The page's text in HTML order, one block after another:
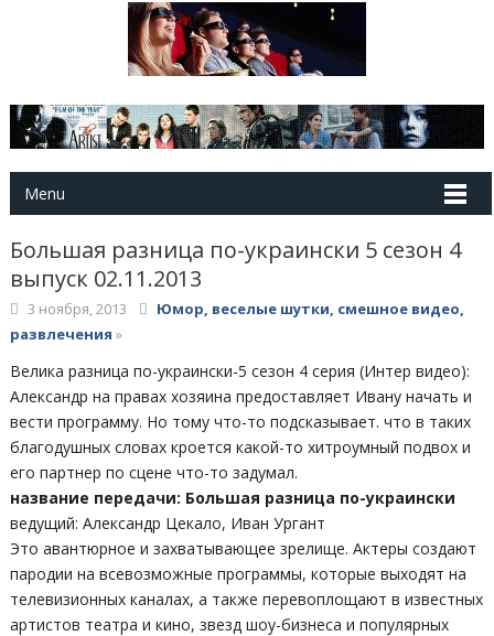
Menu
Большая разница по-украински 5 сезон 4
выпуск 02.11.2013
3 ноября, 2013
Юмор, веселые шутки, смешное видео,
развлечения »
Велика разница по-украински-5 сезон 4 серия (Интер видео):
Александр на правах хозяина предоставляет Ивану начать и
вести программу. Но тому что-то подсказывает. что в таких
благодушных словах кроется какой-то хитроумный подвох и
его партнер по сцене что-то задумал.
название передачи: Большая разница по-украински
ведущий: Александр Цекало, Иван Ургант
Это авантюрное и захватывающее зрелище. Актеры создают
пародии на всевозможные программы, которые выходят на
телевизионных каналах, а также перевоплощают в известных
артистов театра и кино, звезд шоу-бизнеса и популярных